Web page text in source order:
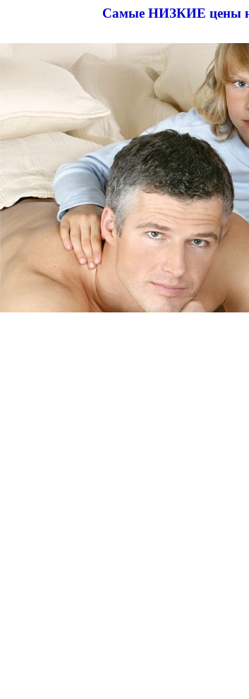
Самые НИЗКИЕ цены